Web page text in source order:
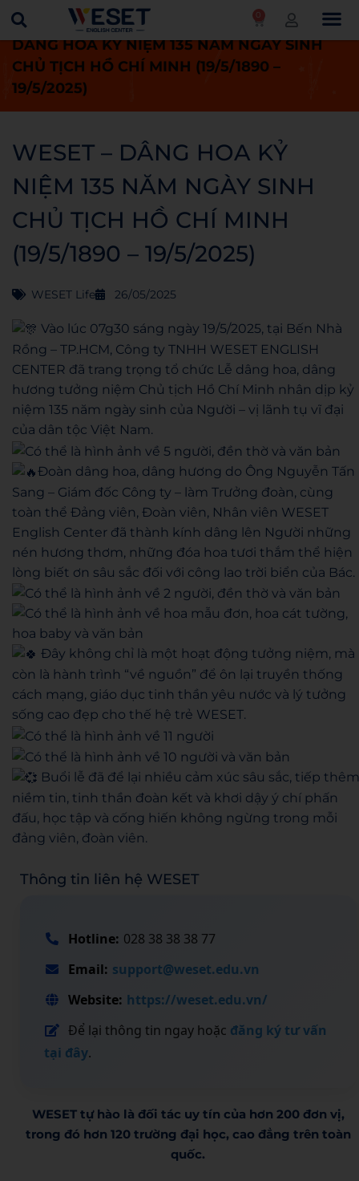
0
Trang chủ WESET Life
WESET –
DÂNG HOA KỶ NIỆM 135 NĂM NGÀY SINH
CHỦ TỊCH HỒ CHÍ MINH (19/5/1890 –
19/5/2025)
WESET – DÂNG HOA KỶ
NIỆM 135 NĂM NGÀY SINH
CHỦ TỊCH HỒ CHÍ MINH
(19/5/1890 – 19/5/2025)
WESET Life 26/05/2025
Vào lúc 07g30 sáng ngày 19/5/2025, tại Bến Nhà
Rồng – TP.HCM, Công ty TNHH WESET ENGLISH
CENTER đã trang trọng tổ chức Lễ dâng hoa, dâng
hương tưởng niệm Chủ tịch Hồ Chí Minh nhân dịp kỷ
niệm 135 năm ngày sinh của Người – vị lãnh tụ vĩ đại
của dân tộc Việt Nam.
Đoàn dâng hoa, dâng hương do Ông Nguyễn Tấn
Sang – Giám đốc Công ty – làm Trưởng đoàn, cùng
toàn thể Đảng viên, Đoàn viên, Nhân viên WESET
English Center đã thành kính dâng lên Người những
nén hương thơm, những đóa hoa tươi thắm thể hiện
lòng biết ơn sâu sắc đối với công lao trời biển của Bác.
Đây không chỉ là một hoạt động tưởng niệm, mà
còn là hành trình “về nguồn” để ôn lại truyền thống
cách mạng, giáo dục tinh thần yêu nước và lý tưởng
sống cao đẹp cho thế hệ trẻ WESET.
Buổi lễ đã để lại nhiều cảm xúc sâu sắc, tiếp thêm
niềm tin, tinh thần đoàn kết và khơi dậy ý chí phấn
đấu, học tập và cống hiến không ngừng trong mỗi
đảng viên, đoàn viên.
Thông tin liên hệ WESET
Hotline: 028 38 38 38 77
Email: support@weset.edu.vn
Website: https://weset.edu.vn/
Để lại thông tin ngay hoặc đăng ký tư vấn
tại đây.
WESET tự hào là đối tác uy tín của hơn 200 đơn vị,
trong đó hơn 120 trường đại học, cao đẳng trên toàn
quốc.​